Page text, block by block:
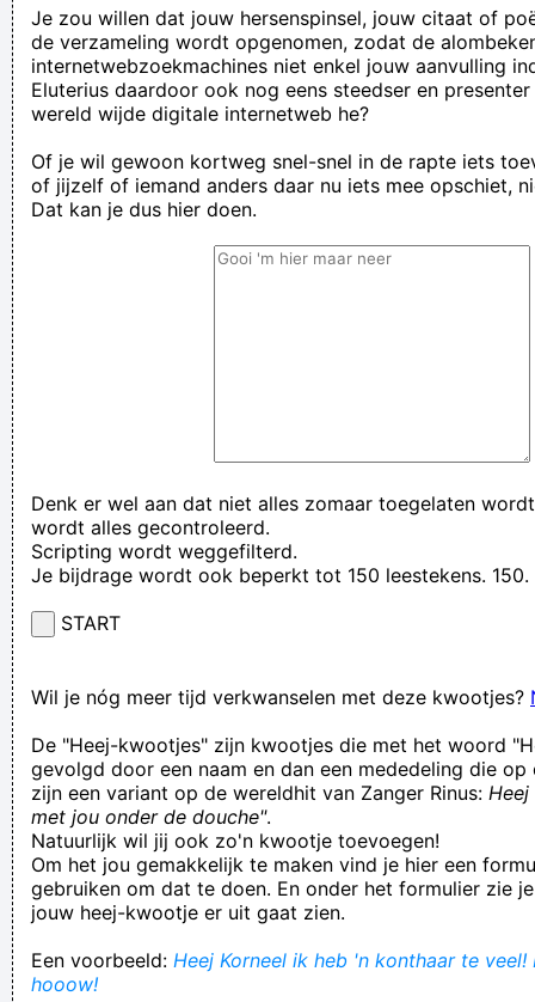
Je zou willen dat jouw hersenspinsel, jouw citaat of
de verzameling wordt opgenomen, zodat de
internetwebzoekmachines niet enkel jouw aanvulling
Eluterius daardoor ook nog eens steedser en
wereld wijde digitale internetweb he?
Of je wil gewoon kortweg snel-snel in de rapte iets
of jijzelf of iemand anders daar nu iets mee opschiet,
Dat kan je dus hier doen.
Denk er wel aan dat niet alles zomaar toegelaten
wordt alles gecontroleerd.
Scripting wordt weggefilterd.
Je bijdrage wordt ook beperkt tot 150 leestekens. 150.
START
Wil je nóg meer tijd verkwanselen met deze kwootjes?
De "Heej-kwootjes" zijn kwootjes die met het woord
gevolgd door een naam en dan een mededeling die op
zijn een variant op de wereldhit van Zanger Rinus:
met jou onder de douche".
Natuurlijk wil jij ook zo'n kwootje toevoegen!
Om het jou gemakkelijk te maken vind je hier een
gebruiken om dat te doen. En onder het formulier zie
jouw heej-kwootje er uit gaat zien.
Een voorbeeld: Heej Korneel ik heb 'n konthaar te veel!
hooow!